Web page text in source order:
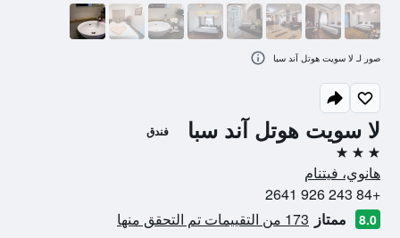
لا سويت هوتل آند سبا فندق
3 نجوم
هانوي، فيتنام
+84 243 926 2641
8.0 ممتاز 173 من التقييمات تم التحقق منها
صور لـ لا سويت هوتل آند سبا